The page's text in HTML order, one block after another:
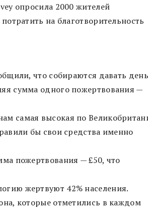
опросила 2000 жителей
на благотворительность
что собираются давать
сумма одного пожертвования —
самая высокая по
бы свои средства именно
пожертвования — £50, что
жертвуют 42% населения.
которые отметились в каждом